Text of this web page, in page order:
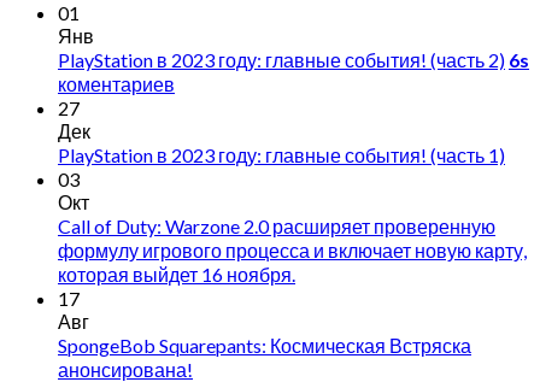
01
Янв
PlayStation в 2023 году: главные события! (часть 2) 6s
коментариев
27
Дек
PlayStation в 2023 году: главные события! (часть 1)
03
Окт
Call of Duty: Warzone 2.0 расширяет проверенную
формулу игрового процесса и включает новую карту,
которая выйдет 16 ноября.
17
Авг
SpongeBob Squarepants: Космическая Встряска
анонсирована!